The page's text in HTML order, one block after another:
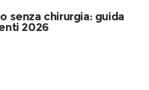
senza chirurgia: guida
2026